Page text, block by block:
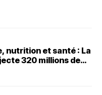
nutrition et santé : La
320 millions de